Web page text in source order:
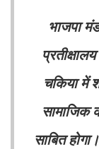
भाजपा
चकिया में
सामाजिक
साबित